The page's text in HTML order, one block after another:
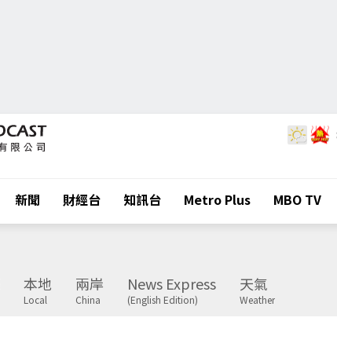
新聞 財經台 知訊台 Metro Plus MBO TV
本地
Local
兩岸
China
News Express
(English Edition)
天氣
Weather